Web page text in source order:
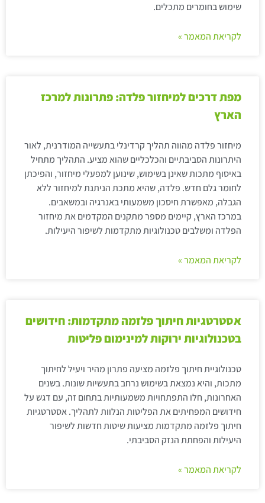
שימוש בחומרים מתכלים.
לקריאת המאמר »
מפת דרכים למיחזור פלדה: פתרונות למרכז
הארץ
מיחזור פלדה מהווה תהליך קרדינלי בתעשייה המודרנית, לאור
היתרונות הסביבתיים והכלכליים שהוא מציע. התהליך מתחיל
באיסוף מתכות שאינן בשימוש, שינוען למפעלי מיחזור, והפיכתן
לחומר גלם חדש. פלדה, שהיא מתכת הניתנת למיחזור ללא
הגבלה, מאפשרת חיסכון משמעותי באנרגיה ובמשאבים.
במרכז הארץ, קיימים מספר מתקנים המקדמים את מיחזור
הפלדה ומשלבים טכנולוגיות מתקדמות לשיפור היעילות.
לקריאת המאמר »
אסטרטגיות חיתוך פלזמה מתקדמות: חידושים
בטכנולוגיות ירוקות למינימום פליטות
טכנולוגיית חיתוך פלזמה מציעה פתרון מהיר ויעיל לחיתוך
מתכות, והיא נמצאת בשימוש נרחב בתעשיות שונות. בשנים
האחרונות, חלו התפתחויות משמעותיות בתחום זה, עם דגש על
חידושים המפחיתים את הפליטות הנלוות לתהליך. אסטרטגיות
חיתוך פלזמה מתקדמות מציעות שיטות חדשות לשיפור
היעילות והפחתת הנזק הסביבתי.
לקריאת המאמר »